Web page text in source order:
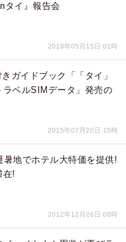
タイ』報告会
2019年05月15日 01時
ガイドブック「「タイ」
ラベルSIMデータ」発売の
2015年07月20日 15時
地でホテル大特価を提供!
在!
2012年12月26日 08時